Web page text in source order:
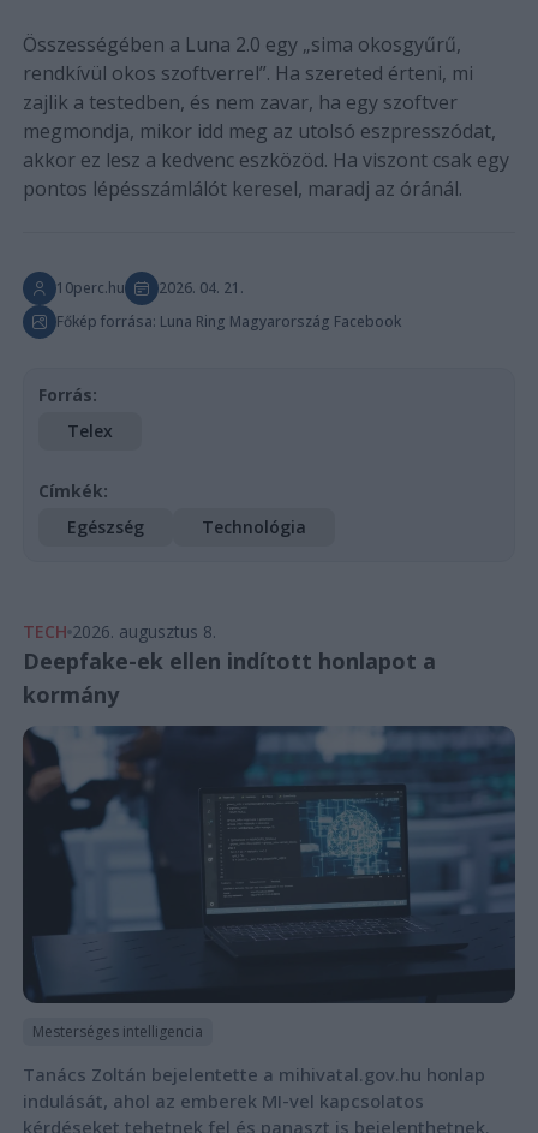
Összességében a Luna 2.0 egy „sima okosgyűrű,
rendkívül okos szoftverrel”. Ha szereted érteni, mi
zajlik a testedben, és nem zavar, ha egy szoftver
megmondja, mikor idd meg az utolsó eszpresszódat,
akkor ez lesz a kedvenc eszközöd. Ha viszont csak egy
pontos lépésszámlálót keresel, maradj az óránál.
10perc.hu
2026. 04. 21.
Főkép forrása: Luna Ring Magyarország Facebook
Forrás:
Telex
Címkék:
Egészség
Technológia
TECH 2026. augusztus 8.
Deepfake-ek ellen indított honlapot a
kormány
Mesterséges intelligencia
Tanács Zoltán bejelentette a mihivatal.gov.hu honlap
indulását, ahol az emberek MI-vel kapcsolatos
kérdéseket tehetnek fel és panaszt is bejelenthetnek.